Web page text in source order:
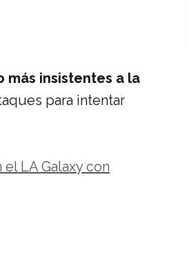
más insistentes a la
para intentar
LA Galaxy con